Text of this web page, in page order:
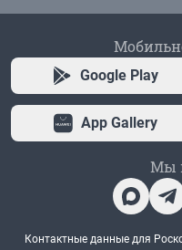
Google Play
App Gallery
Мы
Контактные данные для